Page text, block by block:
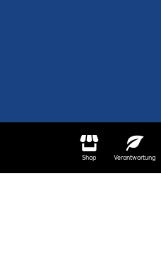
Shop Verantwortung